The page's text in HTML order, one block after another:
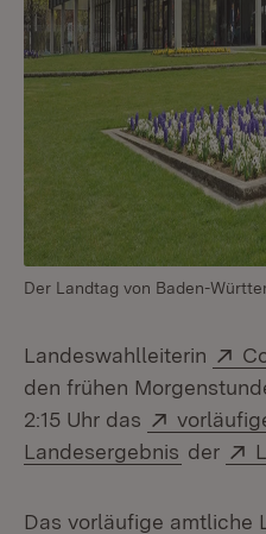
Der Landtag von Baden-
Landeswahlleiterin
den frühen
2:15 Uhr das
Extern:
Landesergebnis (Öffnet
der
Das vorläufige amtliche